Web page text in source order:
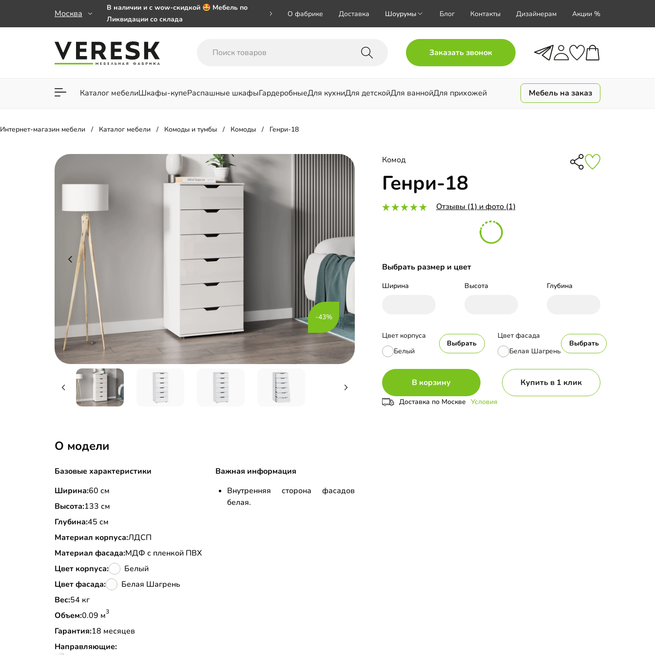
Москва
В наличии и с wow-скидкой 🤩 Мебель по
Ликвидации со склада
заказе от 50 000 ₽
Важно! Наш Whatsapp переехал на номер
О фабрике Доставка Шоурумы Блог Контакты Дизайнерам Акции %
Заказать звонок
Каталог мебелиШкафы-купеРаспашные шкафыГардеробныеДля кухниДля детскойДля ваннойДля прихожей
Для гостиной Для спальни
Мебель на заказ
Интернет-магазин мебели Каталог мебели Комоды и тумбы Комоды Генри-18
-43%
Комод
Генри-18
Отзывы (1) и фото (1)
Выбрать размер и цвет
Ширина Высота Глубина
Цвет корпуса
Белый
Выбрать
Цвет фасада
Белая Шагрень
Выбрать
В корзину Купить в 1 клик
Доставка по Москве Условия
О модели
Базовые характеристики
Ширина:60 см
Высота:133 см
Глубина:45 см
Материал корпуса:ЛДСП
Материал фасада:МДФ с пленкой ПВХ
Цвет корпуса:
Белый
Цвет фасада:
Белая Шагрень
Вес:
54 кг
Объем:
0.09 м3
Гарантия:18 месяцев
Направляющие:
Важная информация
Внутренняя сторона фасадов
белая.